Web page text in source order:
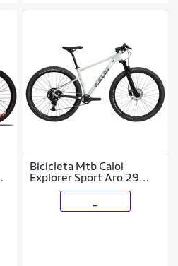
Bicicleta Mtb Caloi
Explorer Sport Aro 29
Shimano 1x9 Vel